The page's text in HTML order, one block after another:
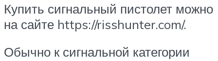
Купить сигнальный пистолет можно
на сайте https://risshunter.com/.
Обычно к сигнальной категории